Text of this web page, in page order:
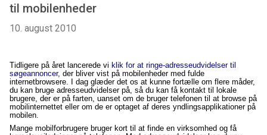
til mobilenheder
10. august 2010
Tidligere på året lancerede vi klik for at ringe-adresseudvidelser til
søgeannoncer, der bliver vist på mobilenheder med fulde
internetbrowsere. I dag glæder det os at kunne fortælle om flere måder,
du kan bruge adresseudvidelser på, så du kan få kontakt til lokale
brugere, der er på farten, uanset om de bruger telefonen til at browse på
mobilinternettet eller om de er optaget af deres yndlingsapplikationer på
mobilen.
Mange mobilforbrugere bruger kort til at finde en virksomhed og få